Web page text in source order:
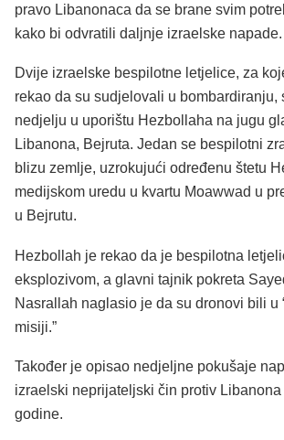
pravo Libanonaca da se brane svim
kako bi odvratili daljnje izraelske napade.
Dvije izraelske bespilotne letjelice, za
rekao da su sudjelovali u bombardiranju,
nedjelju u uporištu Hezbollaha na jugu
Libanona, Bejruta. Jedan se bespilotni
blizu zemlje, uzrokujući određenu štetu
medijskom uredu u kvartu Moawwad u
u Bejrutu.
Hezbollah je rekao da je bespilotna
eksplozivom, a glavni tajnik pokreta
Nasrallah naglasio je da su dronovi bili u
misiji.”
Također je opisao nedjeljne pokušaje
izraelski neprijateljski čin protiv Libanona
godine.